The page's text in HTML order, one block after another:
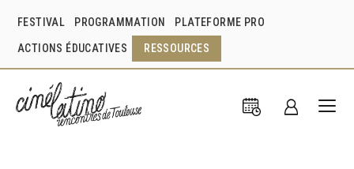
FESTIVAL PROGRAMMATION PLATEFORME PRO
ACTIONS ÉDUCATIVES RESSOURCES